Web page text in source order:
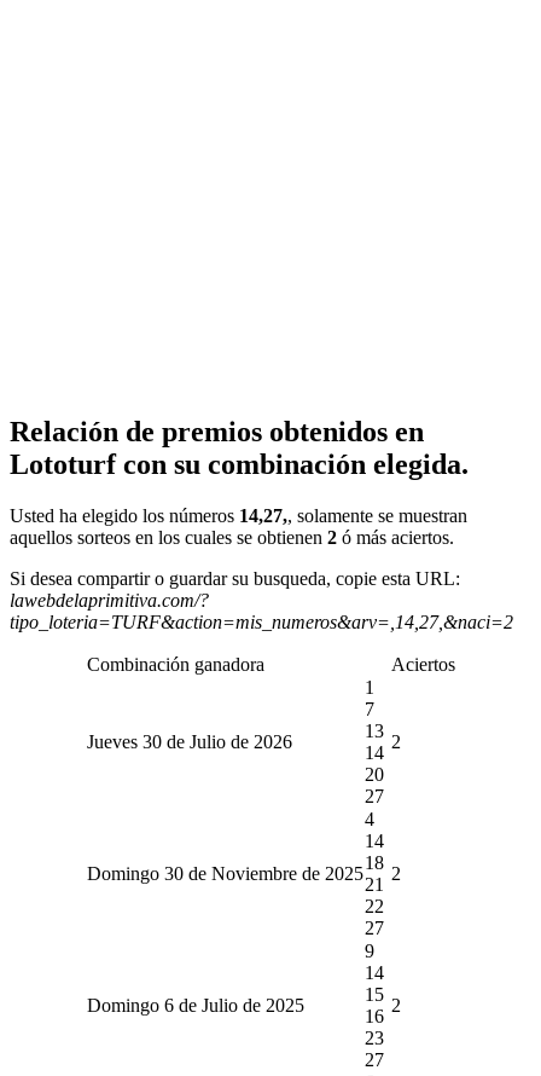
Relación de premios obtenidos en
Lototurf con su combinación elegida.
Usted ha elegido los números 14,27,, solamente se muestran
aquellos sorteos en los cuales se obtienen 2 ó más aciertos.
Si desea compartir o guardar su busqueda, copie esta URL:
lawebdelaprimitiva.com/?
tipo_loteria=TURF&action=mis_numeros&arv=,14,27,&naci=2
Combinación ganadora Aciertos
Jueves 30 de Julio de 2026
1
7
13
14
20
27
2
Domingo 30 de Noviembre de 2025
4
14
18
21
22
27
2
Domingo 6 de Julio de 2025
9
14
15
16
23
27
2